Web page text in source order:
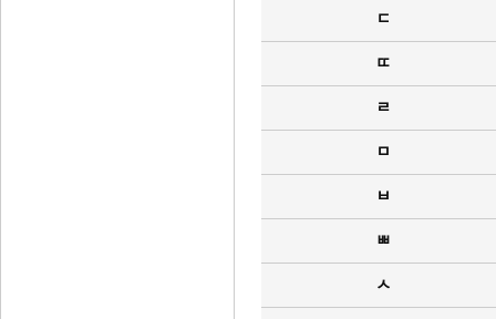
ㄷ
ㄸ
ㄹ
ㅁ
ㅂ
ㅃ
ㅅ